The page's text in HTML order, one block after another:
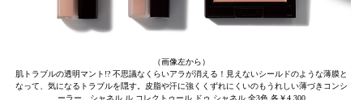
（画像左から）
肌トラブルの透明マント!? 不思議なくらいアラが消える！見えないシールドのような薄膜と
なって、気になるトラブルを隠す。皮脂や汗に強くくずれにくいのもうれしい薄づきコンシ
ーラー。シャネル ル コレクトゥール ドゥ シャネル 全3色 各￥4,300